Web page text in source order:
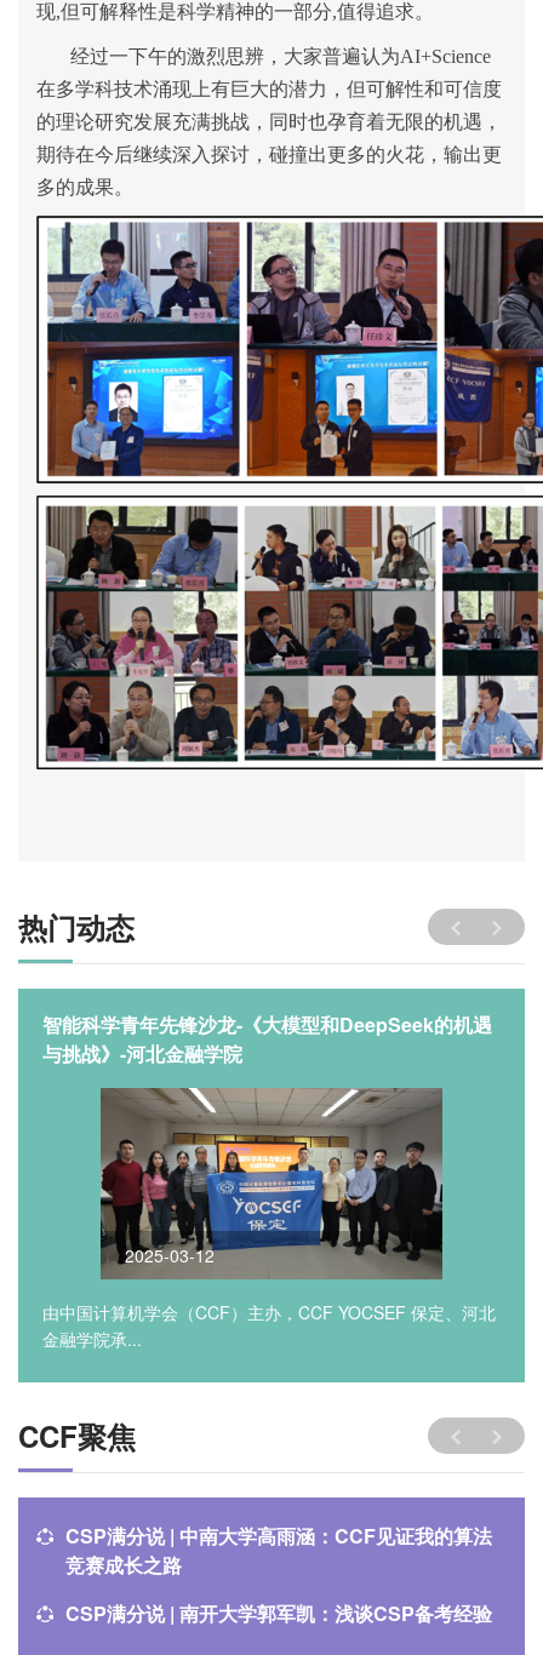
现,但可解释性是科学精神的一部分,值得追求。
经过一下午的激烈思辨，大家普遍认为AI+Science
在多学科技术涌现上有巨大的潜力，但可解性和可信度
的理论研究发展充满挑战，同时也孕育着无限的机遇，
期待在今后继续深入探讨，碰撞出更多的火花，输出更
多的成果。
热门动态
智能科学青年先锋沙龙-《大模型和DeepSeek的机遇
与挑战》-河北金融学院
2025-03-12
由中国计算机学会（CCF）主办，CCF YOCSEF 保定、河北
金融学院承...
CCF聚焦
CSP满分说 | 中南大学高雨涵：CCF见证我的算法
竞赛成长之路
CSP满分说 | 南开大学郭军凯：浅谈CSP备考经验